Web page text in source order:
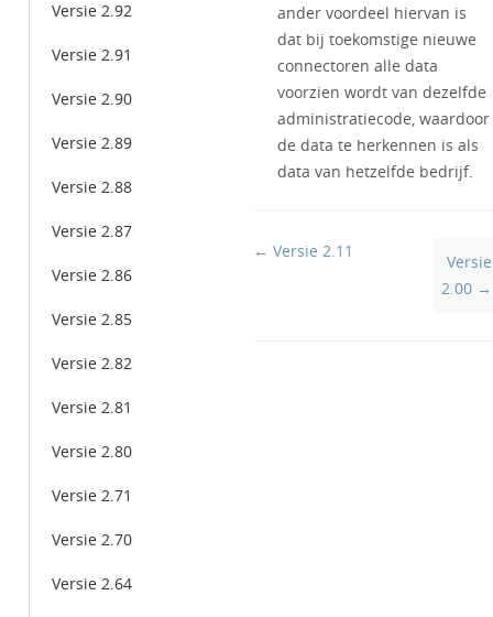
Versie 2.92
Versie 2.91
Versie 2.90
Versie 2.89
Versie 2.88
Versie 2.87
Versie 2.86
Versie 2.85
Versie 2.82
Versie 2.81
Versie 2.80
Versie 2.71
Versie 2.70
Versie 2.64
ander voordeel hiervan is
dat bij toekomstige nieuwe
connectoren alle data
voorzien wordt van dezelfde
administratiecode, waardoor
de data te herkennen is als
data van hetzelfde bedrijf.
Doc
← Versie 2.11
Versie
2.00 →